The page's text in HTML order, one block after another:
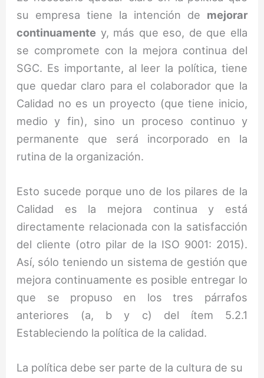
su empresa tiene la intención de mejorar
continuamente y, más que eso, de que ella
se compromete con la mejora continua del
SGC. Es importante, al leer la política, tiene
que quedar claro para el colaborador que la
Calidad no es un proyecto (que tiene inicio,
medio y fin), sino un proceso continuo y
permanente que será incorporado en la
rutina de la organización.
Esto sucede porque uno de los pilares de la
Calidad es la mejora continua y está
directamente relacionada con la satisfacción
del cliente (otro pilar de la ISO 9001: 2015).
Así, sólo teniendo un sistema de gestión que
mejora continuamente es posible entregar lo
que se propuso en los tres párrafos
anteriores (a, b y c) del ítem 5.2.1
Estableciendo la política de la calidad.
La política debe ser parte de la cultura de su